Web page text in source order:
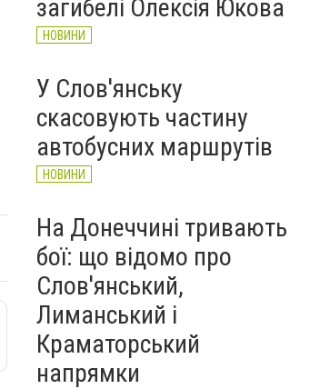
загибелі Олексія Юкова
НОВИНИ
У Слов'янську
скасовують частину
автобусних маршрутів
НОВИНИ
На Донеччині тривають
бої: що відомо про
Слов'янський,
Лиманський і
Краматорський
напрямки